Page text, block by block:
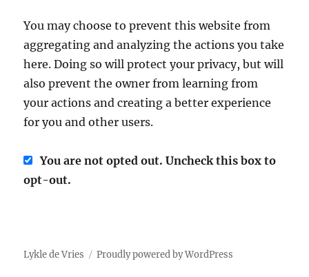
You may choose to prevent this website from
aggregating and analyzing the actions you take
here. Doing so will protect your privacy, but will
also prevent the owner from learning from
your actions and creating a better experience
for you and other users.
You are not opted out. Uncheck this box to
opt-out.
Lykle de Vries Proudly powered by WordPress